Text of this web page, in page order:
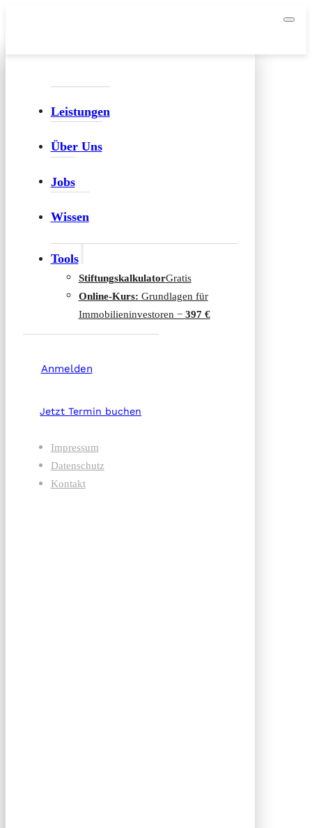
Leistungen
Über Uns
Jobs
Wissen
Tools
StiftungskalkulatorGratis
Online-Kurs: Grundlagen für
Immobilien­investoren − 397 €
Anmelden
Jetzt Termin buchen
Impressum
Datenschutz
Kontakt